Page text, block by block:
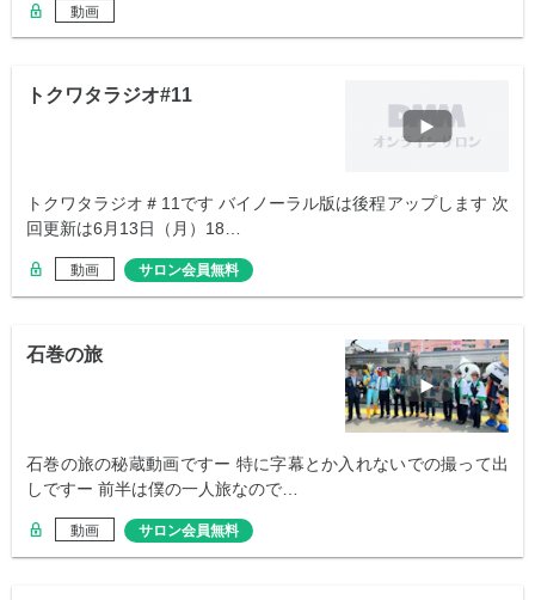
動画
トクワタラジオ#11
トクワタラジオ＃11です バイノーラル版は後程アップします 次
回更新は6月13日（月）18…
動画 サロン会員無料
石巻の旅
石巻の旅の秘蔵動画ですー 特に字幕とか入れないでの撮って出
しですー 前半は僕の一人旅なので…
動画 サロン会員無料